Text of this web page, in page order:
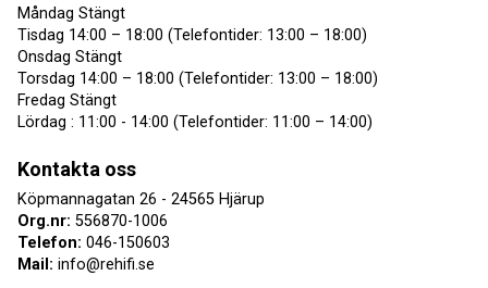
Måndag Stängt
Tisdag 14:00 – 18:00 (Telefontider: 13:00 – 18:00)
Onsdag Stängt
Torsdag 14:00 – 18:00 (Telefontider: 13:00 – 18:00)
Fredag Stängt
Lördag : 11:00 - 14:00 (Telefontider: 11:00 – 14:00)
Kontakta oss
Köpmannagatan 26 - 24565 Hjärup
Org.nr: 556870-1006
Telefon: 046-150603
Mail: info@rehifi.se